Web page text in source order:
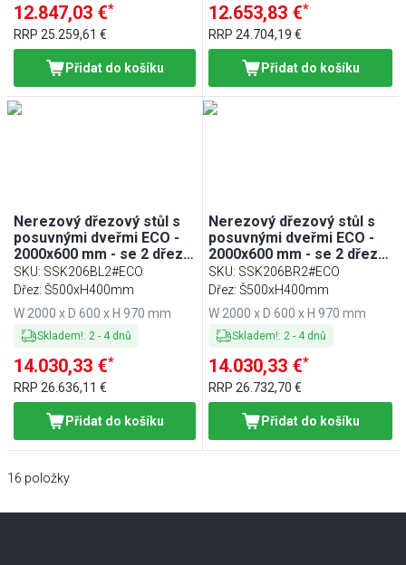
12.847,03 €*
RRP 25.259,61 €
Přidat do košíku
12.653,83 €*
RRP24.704,19 €
Přidat do košíku
Nerezový dřezový stůl s
posuvnými dveřmi ECO -
2000x600 mm - se 2 dřezy
vlevo
SKU: SSK206BL2#ECO
Dřez: Š500xH400mm
W 2000 x D 600 x H 970 mm
Skladem!: 2- 4 dnů
14.030,33 €*
RRP 26.636,11 €
Přidat do košíku
Nerezový dřezový stůl s
posuvnými dveřmi ECO -
2000x600 mm - se 2 dřezy
vpravo
SKU: SSK206BR2#ECO
Dřez: Š500xH400mm
W 2000 x D 600 x H 970 mm
Skladem!: 2 - 4 dnů
14.030,33 €*
RRP26.732,70 €
Přidat do košíku
16 položky